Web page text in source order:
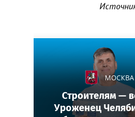
МОСКВА
Строителям —
Уроженец